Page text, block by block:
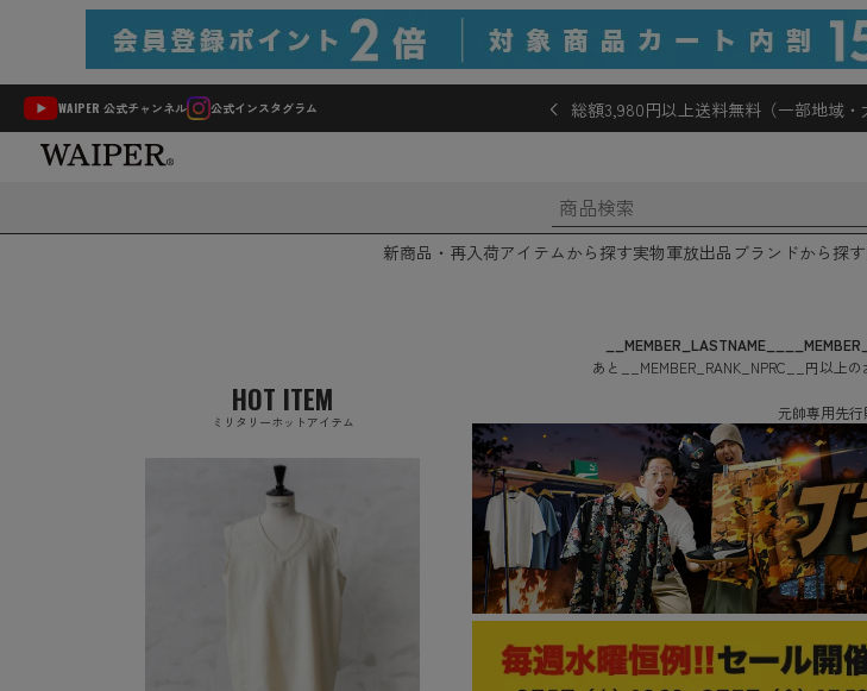
WAIPER 公式チャンネル 公式インスタグラム 総額3,980円以上送料無料（一部地域・
新商品・再入荷アイテムから探す実物軍放出品 ブランドから探す
__MEMBER_LASTNAME__
あと
__MEMBER_RANK_NPRC__ 円以上の
元帥専用先
HOT ITEM
ミリタリーホットアイテム